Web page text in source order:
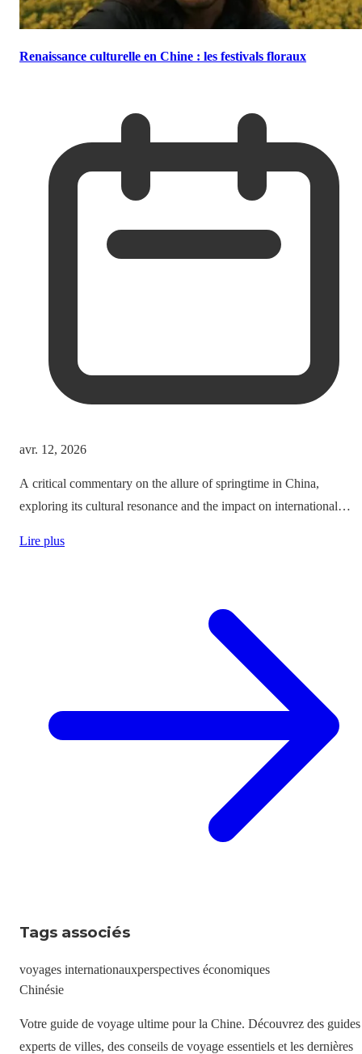
Renaissance culturelle en Chine : les festivals floraux
avr. 12, 2026
A critical commentary on the allure of springtime in China,
exploring its cultural resonance and the impact on international
Lire plus
Tags associés
voyages internationauxperspectives économiques
Chinésie
Votre guide de voyage ultime pour la Chine. Découvrez des guides
experts de villes, des conseils de voyage essentiels et les dernières